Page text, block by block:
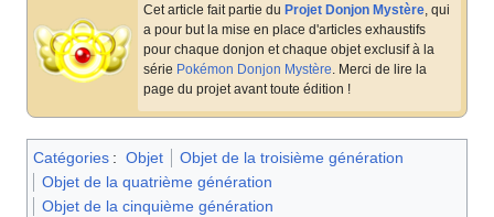
Cet article fait partie du Projet Donjon Mystère, qui
a pour but la mise en place d'articles exhaustifs
pour chaque donjon et chaque objet exclusif à la
série Pokémon Donjon Mystère. Merci de lire la
page du projet avant toute édition !
Catégories : Objet
Objet de la troisième génération
Objet de la quatrième génération
Objet de la cinquième génération